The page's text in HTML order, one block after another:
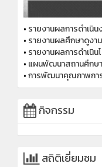
• รายงานผลการดำเนิ
• รายงานผลศึกษาดูงา
• รายงานผลการดำเนิ
• แผนพัฒนาสถานศึกษา
•การพัฒนาคุณภาพการ
กิจกรรม
สถิติเยี่ยมชม